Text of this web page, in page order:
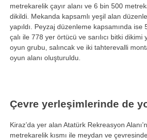
metrekarelik çayır alanı ve 6 bin 500
dikildi. Mekanda kapsamlı yeşil alan d
yapıldı. Peyzaj düzenleme kapsamında ise
çalı ile 778 yer örtücü ve sarılıcı bitki dikimi
oyun grubu, salıncak ve iki tahterevalli
oyun alanı oluşturuldu.
Çevre yerleşimlerinde de
Kiraz’da yer alan Atatürk Rekreasyon Alan
metrekarelik kısmı ile meydan ve